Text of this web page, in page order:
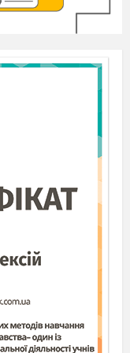
завданням і цілями
досконалий товар, ані
комунікацій із
одним із чотирьох
заходів щодо
посередників, інших
з метою просування
входять реклама,
продаж, робота із
участі в ярмарках та
бути:
його удосконалення
про товар, який
товарів,
її політику; отримання